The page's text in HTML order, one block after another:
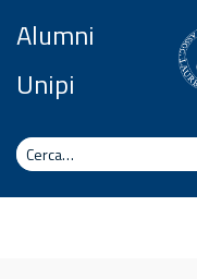
Alumni
Unipi
Cerca